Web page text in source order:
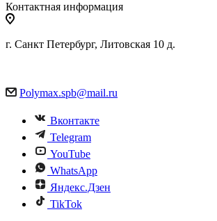
Контактная информация
г. Санкт Петербург, Литовская 10 д.
Polymax.spb@mail.ru
Вконтакте
Telegram
YouTube
WhatsApp
Яндекс.Дзен
TikTok